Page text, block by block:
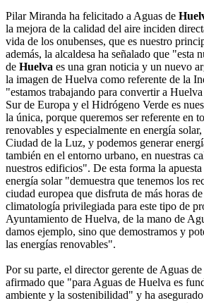
Pilar Miranda ha felicitado a Aguas de
la mejora de la calidad del aire inciden
vida de los onubenses, que es nuestro
además, la alcaldesa ha señalado que "esta
de Huelva es una gran noticia y un nuevo
la imagen de Huelva como referente de la
"estamos trabajando para convertir a
Sur de Europa y el Hidrógeno Verde es
la única, porque queremos ser referente en
renovables y especialmente en energía
Ciudad de la Luz, y podemos generar
también en el entorno urbano, en nuestras
nuestros edificios". De esta forma la
energía solar "demuestra que tenemos los
ciudad europea que disfruta de más horas
climatología privilegiada para este tipo de
Ayuntamiento de Huelva, de la mano de
damos ejemplo, sino que demostramos y
las energías renovables".
Por su parte, el director gerente de Aguas
afirmado que "para Aguas de Huelva es
ambiente y la sostenibilidad" y ha